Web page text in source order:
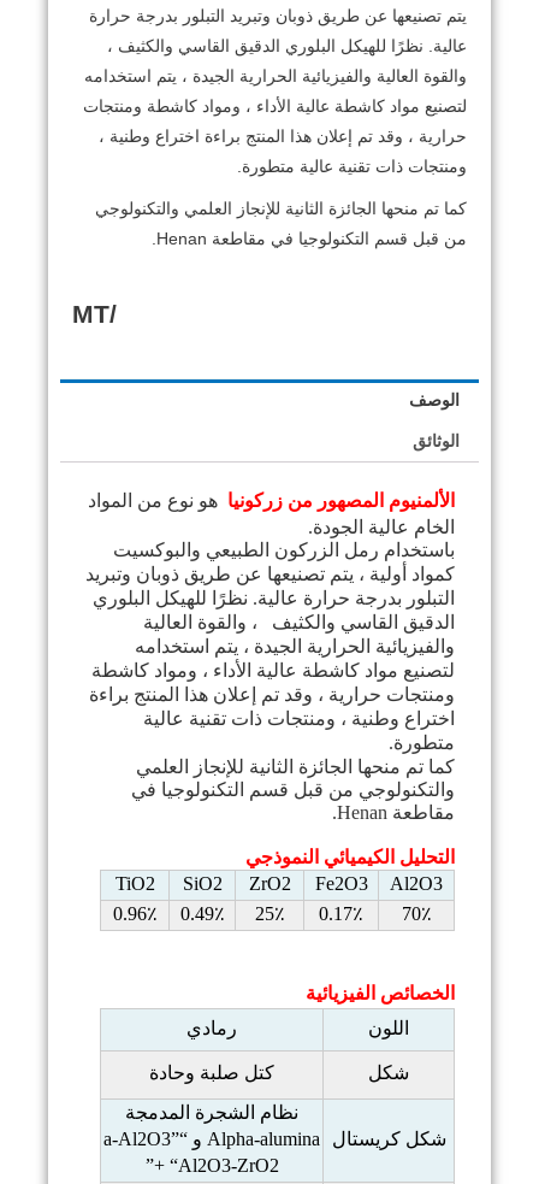
يتم تصنيعها عن طريق ذوبان وتبريد التبلور بدرجة حرارة
عالية. نظرًا للهيكل البلوري الدقيق القاسي والكثيف ،
والقوة العالية والفيزيائية الحرارية الجيدة ، يتم استخدامه
لتصنيع مواد كاشطة عالية الأداء ، ومواد كاشطة ومنتجات
حرارية ، وقد تم إعلان هذا المنتج براءة اختراع وطنية ،
ومنتجات ذات تقنية عالية متطورة.
كما تم منحها الجائزة الثانية للإنجاز العلمي والتكنولوجي
من قبل قسم التكنولوجيا في مقاطعة Henan.
/MT
الوصف
الوثائق
الألمنيوم المصهور من زركونيا هو نوع من المواد
الخام عالية الجودة.
باستخدام رمل الزركون الطبيعي والبوكسيت
كمواد أولية ، يتم تصنيعها عن طريق ذوبان وتبريد
التبلور بدرجة حرارة عالية. نظرًا للهيكل البلوري
الدقيق القاسي والكثيف
، والقوة العالية
والفيزيائية الحرارية الجيدة ، يتم استخدامه
لتصنيع مواد كاشطة عالية الأداء ، ومواد كاشطة
ومنتجات حرارية ، وقد تم إعلان هذا المنتج براءة
اختراع وطنية ، ومنتجات ذات تقنية عالية
متطورة.
كما تم منحها الجائزة الثانية للإنجاز العلمي
والتكنولوجي من قبل قسم التكنولوجيا في
مقاطعة Henan.
التحليل الكيميائي النموذجي
Al2O3
Fe2O3
ZrO2
SiO2
TiO2
70٪
0.17٪ 25٪ 0.49٪ 0.96٪
الخصائص الفيزيائية
اللون
رمادي
شكل كتل صلبة وحادة
شكل كريستال
نظام الشجرة المدمجة
Alpha-alumina و “a-Al2O3”
+ “Al2O3-ZrO2”